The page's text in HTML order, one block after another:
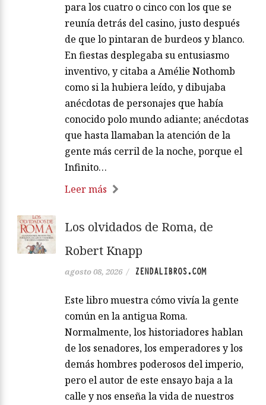
para los cuatro o cinco con los que se
reunía detrás del casino, justo después
de que lo pintaran de burdeos y blanco.
En fiestas desplegaba su entusiasmo
inventivo, y citaba a Amélie Nothomb
como si la hubiera leído, y dibujaba
anécdotas de personajes que había
conocido polo mundo adiante; anécdotas
que hasta llamaban la atención de la
gente más cerril de la noche, porque el
Infinito…
Leer más
Los olvidados de Roma, de
Robert Knapp
agosto 08, 2026 / ZENDALIBROS.COM
Este libro muestra cómo vivía la gente
común en la antigua Roma.
Normalmente, los historiadores hablan
de los senadores, los emperadores y los
demás hombres poderosos del imperio,
pero el autor de este ensayo baja a la
calle y nos enseña la vida de nuestros